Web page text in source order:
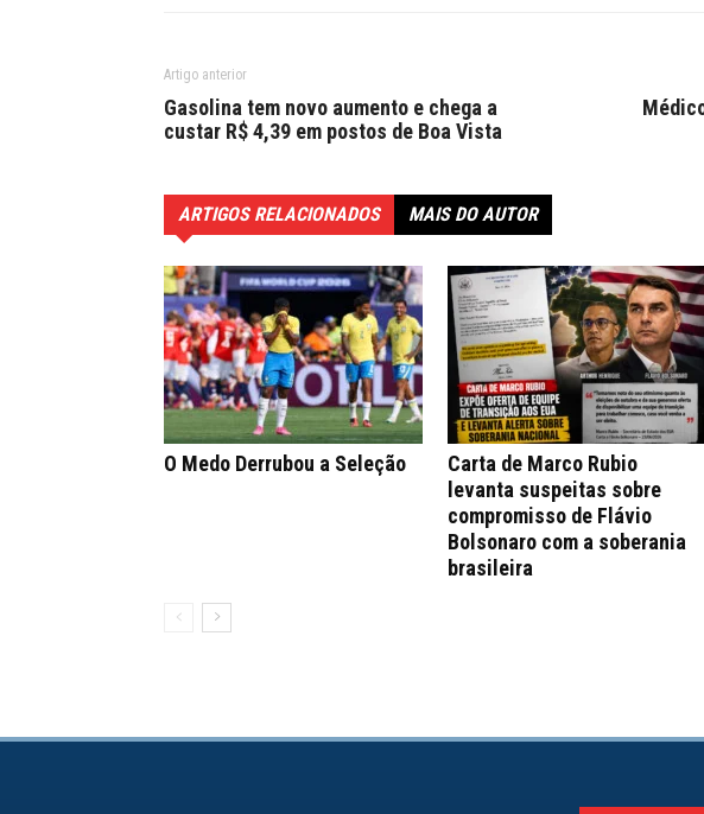
Artigo anterior
Gasolina tem novo aumento e chega a
custar R$ 4,39 em postos de Boa Vista
ARTIGOS RELACIONADOS MAIS DO AUTOR
O Medo Derrubou a Seleção
Carta de Marco Rubio
levanta suspeitas sobre
compromisso de Flávio
Bolsonaro com a soberania
brasileira